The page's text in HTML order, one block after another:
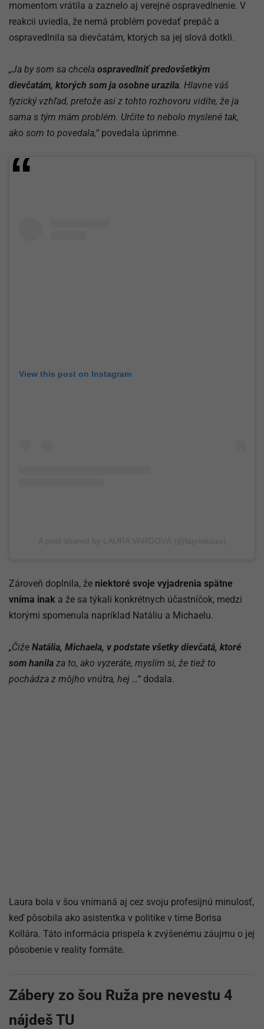
momentom vrátila a zaznelo aj verejné ospravedlnenie. V
reakcii uviedla, že nemá problém povedať prepáč a
ospravedlnila sa dievčatám, ktorých sa jej slová dotkli.
„Ja by som sa chcela ospravedlniť predovšetkým
dievčatám, ktorých som ja osobne urazila. Hlavne váš
fyzický vzhľad, pretože asi z tohto rozhovoru vidíte, že ja
sama s tým mám problém. Určite to nebolo myslené tak,
ako som to povedala,“ povedala úprimne.
View this post on Instagram
Zároveň doplnila, že niektoré svoje vyjadrenia spätne
vníma inak a že sa týkali konkrétnych účastníčok, medzi
ktorými spomenula napríklad Natáliu a Michaelu.
„Čiže Natália, Michaela, v podstate všetky dievčatá, ktoré
som hanila za to, ako vyzeráte, myslím si, že tiež to
pochádza z môjho vnútra, hej …“ dodala.
Laura bola v šou vnímaná aj cez svoju profesijnú minulosť,
keď pôsobila ako asistentka v politike v tíme Borisa
Kollára. Táto informácia prispela k zvýšenému záujmu o jej
pôsobenie v reality formáte.
Zábery zo šou Ruža pre nevestu 4
nájdeš TU